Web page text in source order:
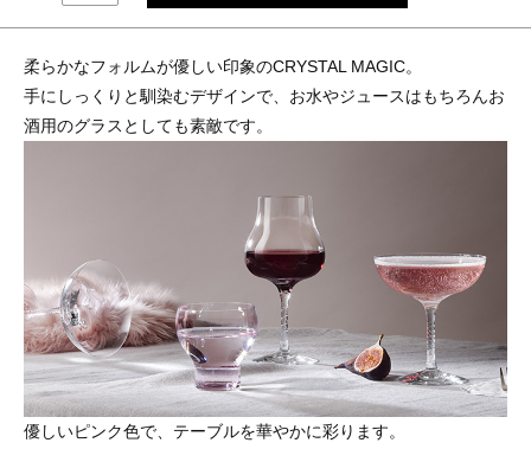
柔らかなフォルムが優しい印象のCRYSTAL MAGIC。
手にしっくりと馴染むデザインで、お水やジュースはもちろんお
酒用のグラスとしても素敵です。
優しいピンク色で、テーブルを華やかに彩ります。